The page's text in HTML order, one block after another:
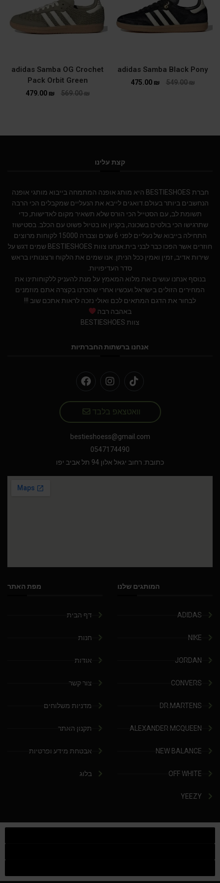
adidas Samba Black Pony
549.00₪
475.00 ₪
adidas Samba OG Crochet
Pack Orbit Green
569.00₪
479.00 ₪
קצת עלינו
חברת BESTIESHOES היא מותג אופנה המתמחה בייבוא מותגי אופנה
הנחשבים ביותר בעולם.דואגים לייבא את הנעליים שמקבלים הכי הרבה
תשומת לב, עם הסטייל הכי הורס שלא תשאיר מקום לאדישות, כדי
שתרגישו הכי בולטים בשכונה, בקניון או בטיול פשוט עם הכלב. בסטישוז
התחילה בייבוא של נעליים לפני 6 שנים וצברה 15000 לקוחות מרוצים
חוזרים אשר הפכו כבר לבני בית.אנחנו צוות BESTIESHOES שמים דגש על
שירות אדיב, זמין ואמין ככל הניתן. אנו שמים את הלקוח ורצונותיו בראש
סדר העדיפויות.
בנוסף אנחנו עושים את מלוא המאמץ על מנת להעניק ללקוחותינו את
המחירים הזולים בישראל.ועכשיו אחרי שהכרנו בקצרה אתם מוזמנים
לבחור את הדגם המתאים לכם ואולי נזכה לראות אתכם שוב !!!
באהבה רבה
צוות BESTIESHOES
אנחנו ברשתות החברתיות
וואטצאפ בלבד
bestieshoess@gmail.com
0547174490
כתובת: רחוב יגאל אלון 94 תל אביב יפו
המותגים שלנו
ADIDAS
NIKE
JORDAN
CONVERS
DR.MARTENS
ALEXANDER MCQUEEN
NEW BALANCE
OFF WHITE
YEEZY
מפת האתר
דף הבית
חנות
אודות
צור קשר
מדניות משלוחים
תקנון האתר
אבטחת מידע ופרטיות
בלוג